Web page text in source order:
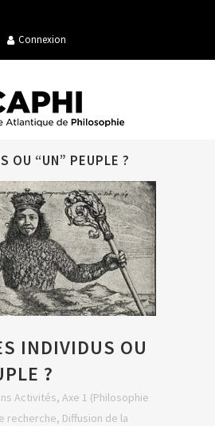
Connexion
OU “UN” PEUPLE ?
INDIVIDUS OU
?
Activités, Axe 1 (Philosophie
recherche, Diffusion de la